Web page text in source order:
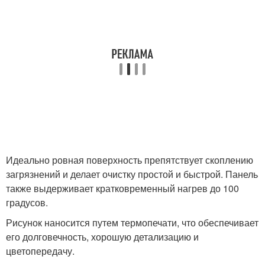
Идеально ровная поверхность препятствует скоплению
загрязнений и делает очистку простой и быстрой. Панель
также выдерживает кратковременный нагрев до 100
градусов.
Рисунок наносится путем термопечати, что обеспечивает
его долговечность, хорошую детализацию и
цветопередачу.